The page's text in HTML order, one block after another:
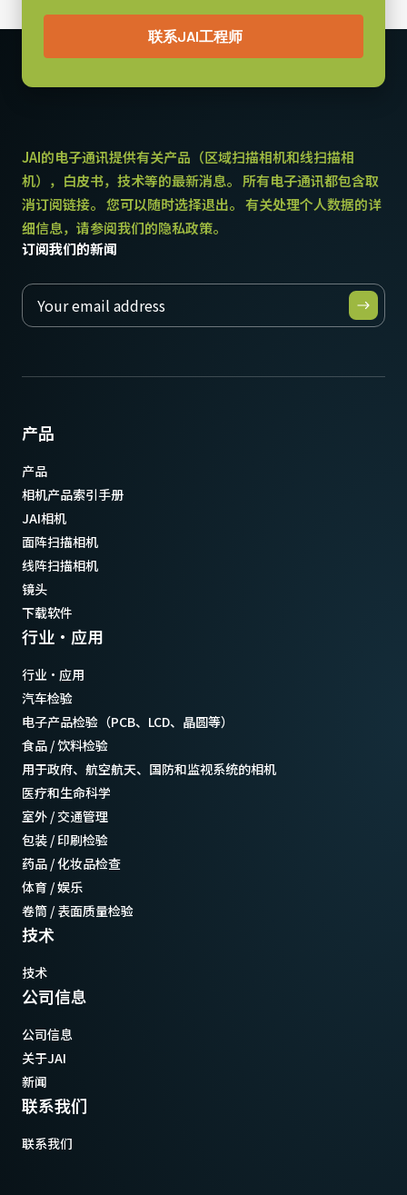
联系JAI工程师
JAI的电子通讯提供有关产品（区域扫描相机和线扫描相
机），白皮书，技术等的最新消息。 所有电子通讯都包含取
消订阅链接。 您可以随时选择退出。 有关处理个人数据的详
细信息，请参阅我们的隐私政策。
订阅我们的新闻
产品
产品
相机产品索引手册
JAI相机
面阵扫描相机
线阵扫描相机
镜头
下载软件
行业·应用
行业·应用
汽车检验
电子产品检验（PCB、LCD、晶圆等）
食品 / 饮料检验
用于政府、航空航天、国防和监视系统的相机
医疗和生命科学
室外 / 交通管理
包装 / 印刷检验
药品 / 化妆品检查
体育 / 娱乐
卷筒 / 表面质量检验
技术
技术
公司信息
公司信息
关于JAI
新闻
联系我们
联系我们